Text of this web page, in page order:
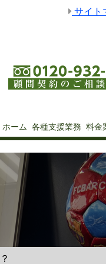
サイト
ホーム 各種支援業務 料金